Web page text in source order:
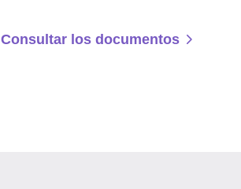
Consultar los documentos